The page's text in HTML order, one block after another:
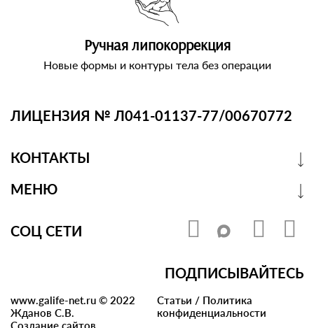
Ручная липокоррекция
Новые формы и контуры тела без операции
ЛИЦЕНЗИЯ № Л041-01137-77/00670772
КОНТАКТЫ
МЕНЮ
СОЦ СЕТИ
ПОДПИСЫВАЙТЕСЬ
www.galife-net.ru © 2022
Жданов С.В.
Создание сайтов
Статьи / Политика
конфиденциальности